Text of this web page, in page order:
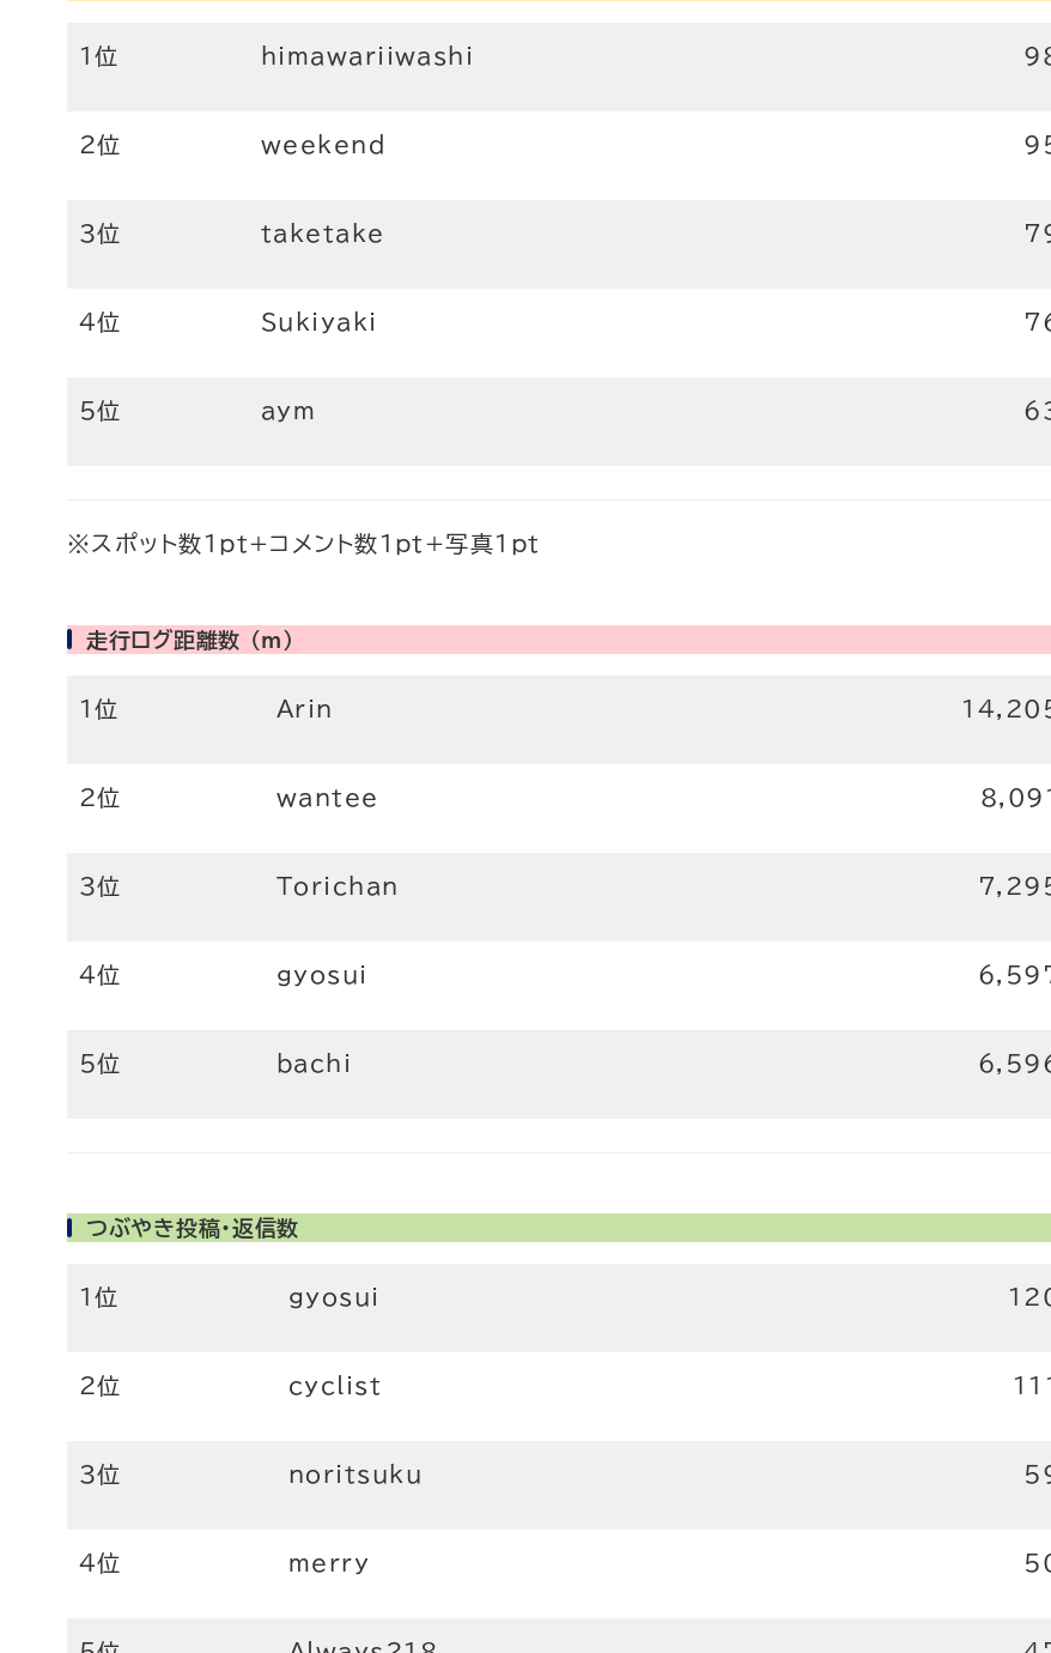
1位 himawariiwashi
2位 weekend
3位 taketake
4位 Sukiyaki
5位 aym
※スポット数1pt+コメント数1pt+写真1pt
走行ログ距離数 (m)
1位 Arin
2位 wantee 8,091
3位 Torichan
4位 gyosui
5位 bachi
つぶやき投稿・返信数
1位 gyosui
2位 cyclist 111
3位 noritsuku
4位 merry